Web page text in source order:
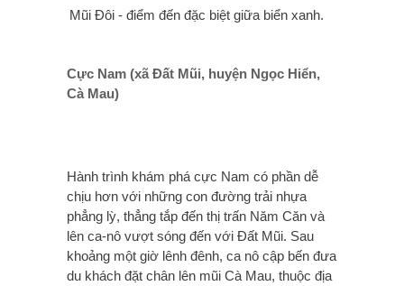
Mũi Đôi - điểm đến đặc biệt giữa biển xanh.
Cực Nam (xã Đất Mũi, huyện Ngọc Hiển,
Cà Mau)
Hành trình khám phá cực Nam có phần dễ
chịu hơn với những con đường trải nhựa
phẳng lỳ, thẳng tắp đến thị trấn Năm Căn và
lên ca-nô vượt sóng đến với Đất Mũi. Sau
khoảng một giờ lênh đênh, ca nô cập bến đưa
du khách đặt chân lên mũi Cà Mau, thuộc địa